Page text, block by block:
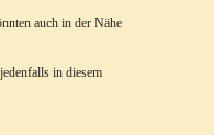
auch in der Nähe
in diesem